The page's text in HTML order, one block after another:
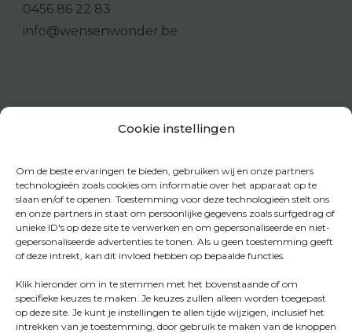
Cookie instellingen
Om de beste ervaringen te bieden, gebruiken wij en onze partners
technologieën zoals cookies om informatie over het apparaat op te
slaan en/of te openen. Toestemming voor deze technologieën stelt ons
en onze partners in staat om persoonlijke gegevens zoals surfgedrag of
unieke ID's op deze site te verwerken en om gepersonaliseerde en niet-
gepersonaliseerde advertenties te tonen. Als u geen toestemming geeft
of deze intrekt, kan dit invloed hebben op bepaalde functies.
Klik hieronder om in te stemmen met het bovenstaande of om
specifieke keuzes te maken. Je keuzes zullen alleen worden toegepast
op deze site. Je kunt je instellingen te allen tijde wijzigen, inclusief het
intrekken van je toestemming, door gebruik te maken van de knoppen
0456 86 22 83
info@wensenwonder.be